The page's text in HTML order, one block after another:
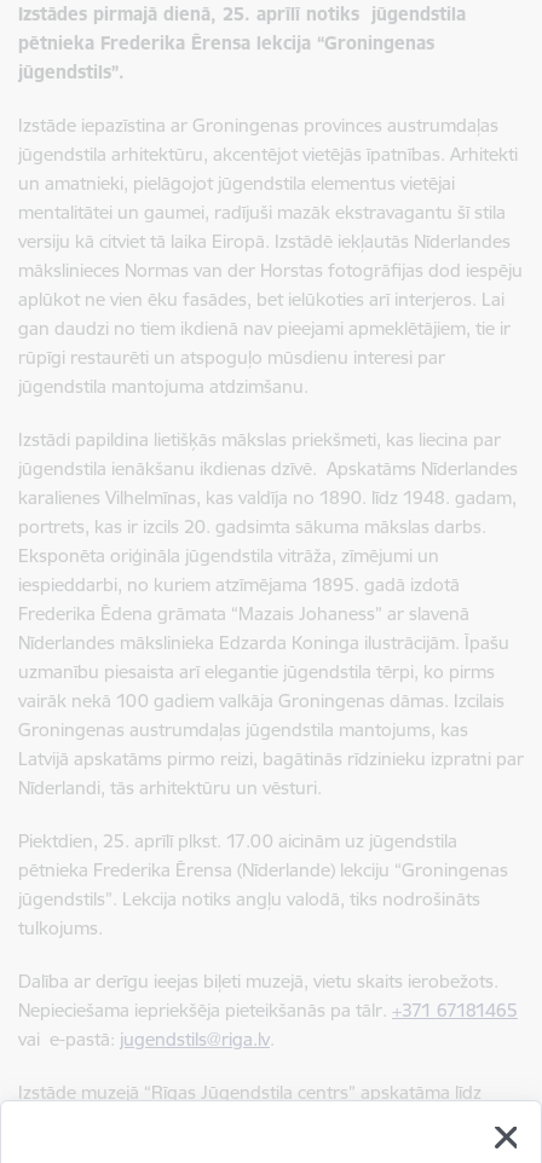
Izstādes pirmajā dienā, 25. aprīlī notiks jūgendstila
pētnieka Frederika Ērensa lekcija “Groningenas
jūgendstils”.
Izstāde iepazīstina ar Groningenas provinces austrumdaļas
jūgendstila arhitektūru, akcentējot vietējās īpatnības. Arhitekti
un amatnieki, pielāgojot jūgendstila elementus vietējai
mentalitātei un gaumei, radījuši mazāk ekstravagantu šī stila
versiju kā citviet tā laika Eiropā. Izstādē iekļautās Nīderlandes
mākslinieces Normas van der Horstas fotogrāfijas dod iespēju
aplūkot ne vien ēku fasādes, bet ielūkoties arī interjeros. Lai
gan daudzi no tiem ikdienā nav pieejami apmeklētājiem, tie ir
rūpīgi restaurēti un atspoguļo mūsdienu interesi par
jūgendstila mantojuma atdzimšanu.
Izstādi papildina lietišķās mākslas priekšmeti, kas liecina par
jūgendstila ienākšanu ikdienas dzīvē. Apskatāms Nīderlandes
karalienes Vilhelmīnas, kas valdīja no 1890. līdz 1948. gadam,
portrets, kas ir izcils 20. gadsimta sākuma mākslas darbs.
Eksponēta oriģināla jūgendstila vitrāža, zīmējumi un
iespieddarbi, no kuriem atzīmējama 1895. gadā izdotā
Frederika Ēdena grāmata “Mazais Johaness” ar slavenā
Nīderlandes mākslinieka Edzarda Koninga ilustrācijām. Īpašu
uzmanību piesaista arī elegantie jūgendstila tērpi, ko pirms
vairāk nekā 100 gadiem valkāja Groningenas dāmas. Izcilais
Groningenas austrumdaļas jūgendstila mantojums, kas
Latvijā apskatāms pirmo reizi, bagātinās rīdzinieku izpratni par
Nīderlandi, tās arhitektūru un vēsturi.
Piektdien, 25. aprīlī plkst. 17.00 aicinām uz jūgendstila
pētnieka Frederika Ērensa (Nīderlande) lekciju “Groningenas
jūgendstils”. Lekcija notiks angļu valodā, tiks nodrošināts
tulkojums.
Dalība ar derīgu ieejas biļeti muzejā, vietu skaits ierobežots.
Nepieciešama iepriekšēja pieteikšanās pa tālr. +371 67181465
vai e-pastā: jugendstils@riga.lv.
Izstāde muzejā “Rīgas Jūgendstila centrs” apskatāma līdz